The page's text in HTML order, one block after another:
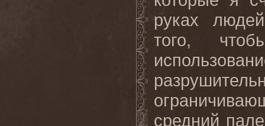
руках
того,
средний